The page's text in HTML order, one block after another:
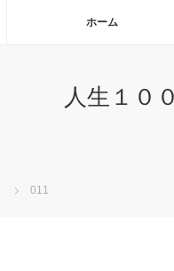
ホーム
人生１０
011